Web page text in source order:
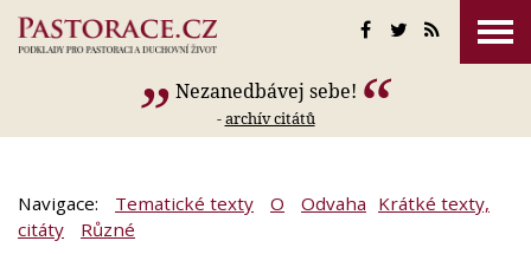
Nezanedbávej sebe!
-archív citátů
Navigace: Tematické texty O Odvaha Krátké texty,
citáty
Různé